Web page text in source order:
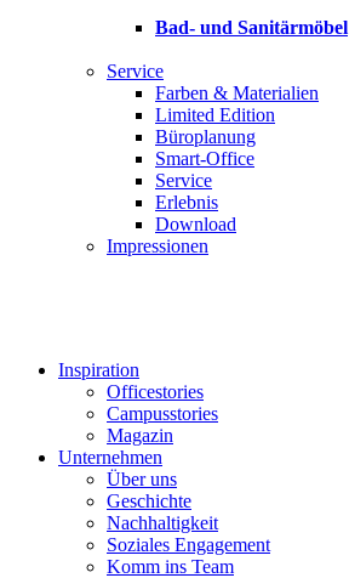
Bad- und Sanitärmöbel
Service
Farben & Materialien
Limited Edition
Büroplanung
Smart-Office
Service
Erlebnis
Download
Impressionen
Inspiration
Officestories
Campusstories
Magazin
Unternehmen
Über uns
Geschichte
Nachhaltigkeit
Soziales Engagement
Komm ins Team